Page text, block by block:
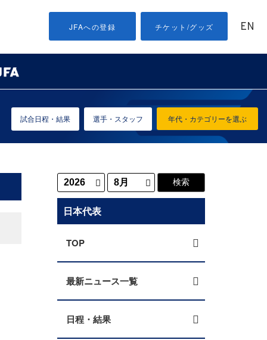
JFAへの登録 チケット/グッズ EN
年代・カテゴリーを選ぶ
試合日程・結果 選手・スタッフ
日本代表
TOP
最新ニュース一覧
日程・結果